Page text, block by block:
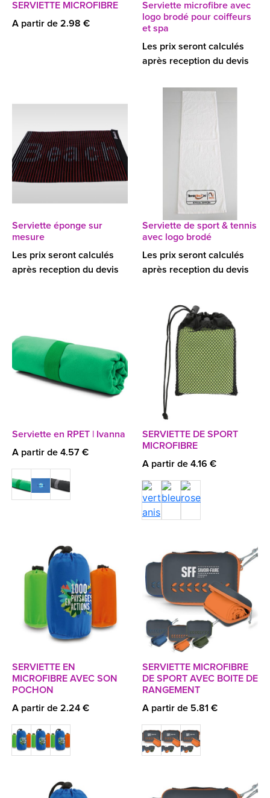
SERVIETTE MICROFIBRE
A partir de 2.98 €
Serviette microfibre avec
logo brodé pour coiffeurs
et spa
Les prix seront calculés
après reception du devis
Serviette éponge sur
mesure
Les prix seront calculés
après reception du devis
Serviette de sport & tennis
avec logo brodé
Les prix seront calculés
après reception du devis
Serviette en RPET | Ivanna
A partir de 4.57 €
SERVIETTE DE SPORT
MICROFIBRE
A partir de 4.16 €
SERVIETTE EN
MICROFIBRE AVEC SON
POCHON
A partir de 2.24 €
SERVIETTE MICROFIBRE
DE SPORT AVEC BOITE DE
RANGEMENT
A partir de 5.81 €